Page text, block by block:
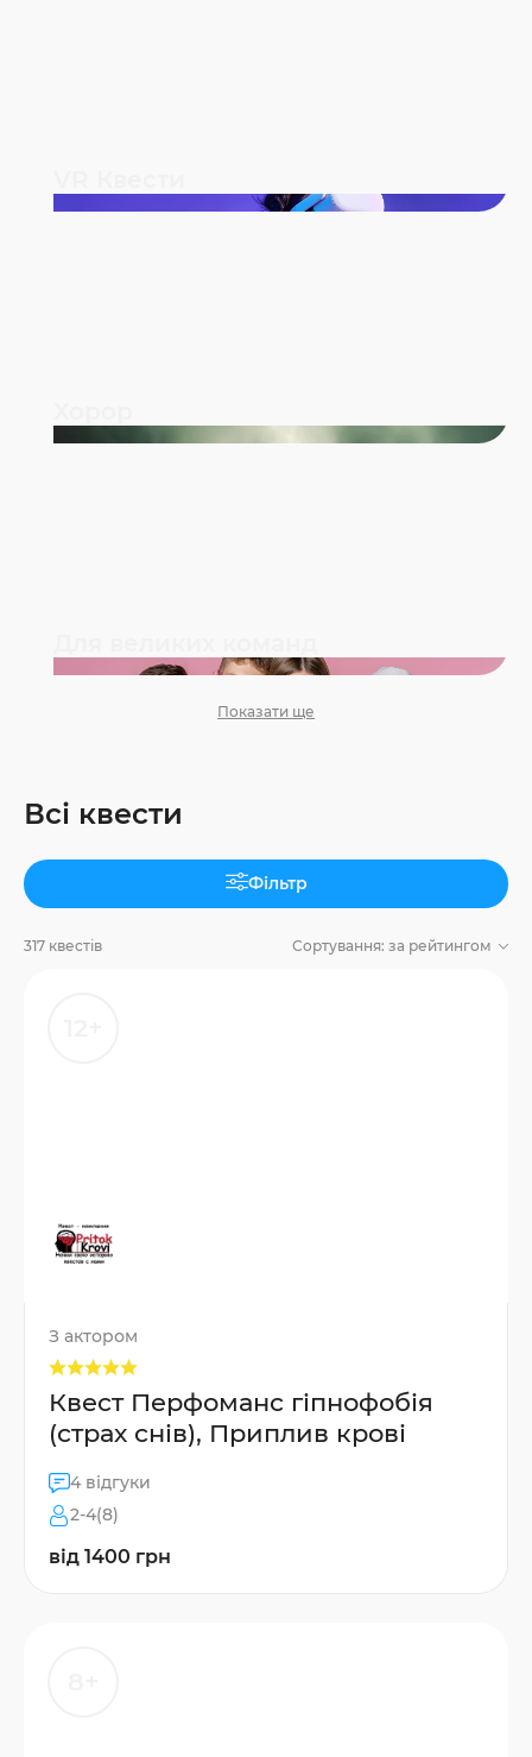
Показати ще
Всі квести
Фільтр
317 квестів Сортування: за рейтингом
З актором
Квест Перфоманс гіпнофобія
(страх снів), Приплив крові
4 відгуки
2-4(8)
від 1400 грн